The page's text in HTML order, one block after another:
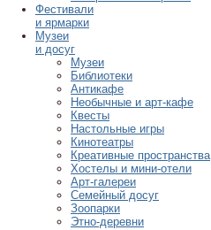
Фестивали
и ярмарки
Музеи
и досуг
Музеи
Библиотеки
Антикафе
Необычные и арт-кафе
Квесты
Настольные игры
Кинотеатры
Креативные пространства
Хостелы и мини-отели
Арт-галереи
Семейный досуг
Зоопарки
Этно-деревни